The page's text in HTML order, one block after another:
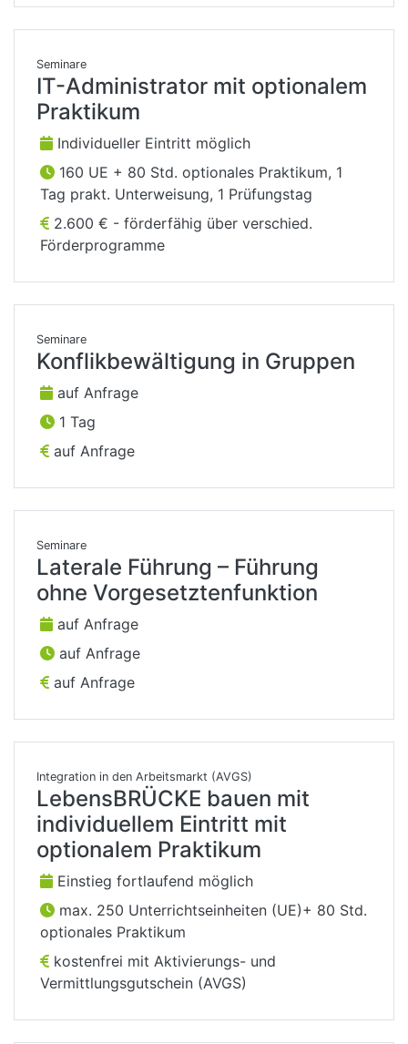
Seminare
IT-Administrator mit optionalem
Praktikum
Individueller Eintritt möglich
160 UE + 80 Std. optionales Praktikum, 1
Tag prakt. Unterweisung, 1 Prüfungstag
2.600 € - förderfähig über verschied.
Förderprogramme
Seminare
Konflikbewältigung in Gruppen
auf Anfrage
1 Tag
auf Anfrage
Seminare
Laterale Führung – Führung
ohne Vorgesetztenfunktion
auf Anfrage
auf Anfrage
auf Anfrage
Integration in den Arbeitsmarkt (AVGS)
LebensBRÜCKE bauen mit
individuellem Eintritt mit
optionalem Praktikum
Einstieg fortlaufend möglich
max. 250 Unterrichtseinheiten (UE)+ 80 Std.
optionales Praktikum
kostenfrei mit Aktivierungs- und
Vermittlungsgutschein (AVGS)